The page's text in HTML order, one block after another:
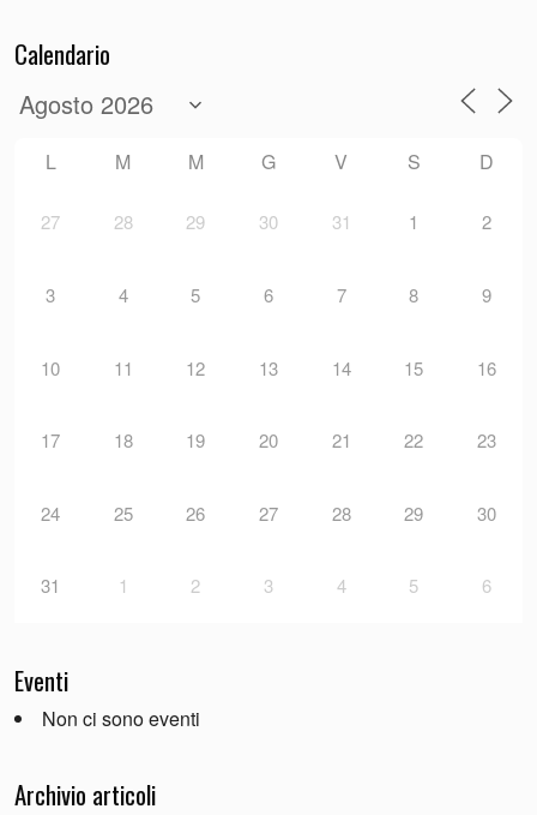
Calendario
L M M G V S D
27 28 29 30 31 1 2
3 4 5 6 7 8 9
10 11 12 13 14 15 16
17 18 19 20 21 22 23
24 25 26 27 28 29 30
31 1 2 3 4 5 6
Eventi
Non ci sono eventi
Archivio articoli